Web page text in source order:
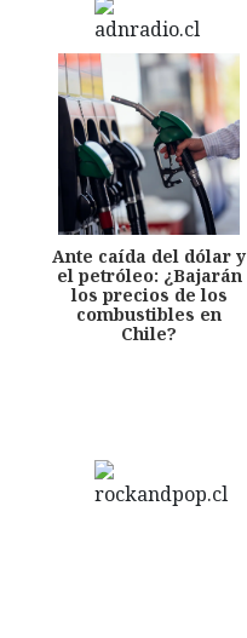
Ante caída del dólar y
el petróleo: ¿Bajarán
los precios de los
combustibles en
Chile?